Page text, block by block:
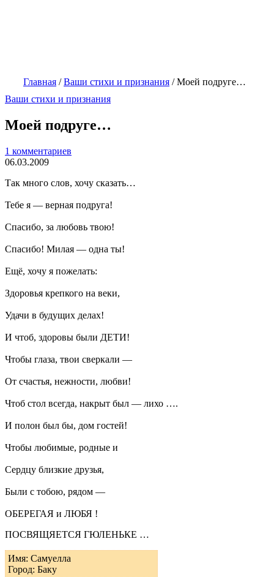
Главная /Ваши стихи и признания /Моей подруге…
Ваши стихи и признания
Моей подруге…
1 комментариев
06.03.2009
Так много слов, хочу сказать…
Тебе я — верная подруга!
Спасибо, за любовь твою!
Спасибо! Милая — одна ты!
Ещё, хочу я пожелать:
Здоровья крепкого на веки,
Удачи в будущих делах!
И чтоб, здоровы были ДЕТИ!
Чтобы глаза, твои сверкали —
От счастья, нежности, любви!
Чтоб стол всегда, накрыт был — лихо ….
И полон был бы, дом гостей!
Чтобы любимые, родные и
Сердцу близкие друзья,
Были с тобою, рядом —
ОБЕРЕГАЯ и ЛЮБЯ !
ПОСВЯЩЯЕТСЯ ГЮЛЕНЬКЕ …
Имя: Самуелла
Город: Баку